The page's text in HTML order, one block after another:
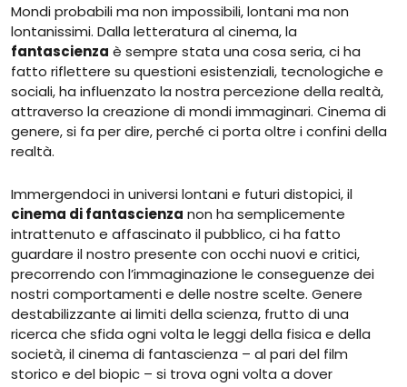
Mondi probabili ma non impossibili, lontani ma non
lontanissimi. Dalla letteratura al cinema, la
fantascienza è sempre stata una cosa seria, ci ha
fatto riflettere su questioni esistenziali, tecnologiche e
sociali, ha influenzato la nostra percezione della realtà,
attraverso la creazione di mondi immaginari. Cinema di
genere, si fa per dire, perché ci porta oltre i confini della
realtà.
Immergendoci in universi lontani e futuri distopici, il
cinema di fantascienza non ha semplicemente
intrattenuto e affascinato il pubblico, ci ha fatto
guardare il nostro presente con occhi nuovi e critici,
precorrendo con l’immaginazione le conseguenze dei
nostri comportamenti e delle nostre scelte. Genere
destabilizzante ai limiti della scienza, frutto di una
ricerca che sfida ogni volta le leggi della fisica e della
società, il cinema di fantascienza – al pari del film
storico e del biopic – si trova ogni volta a dover